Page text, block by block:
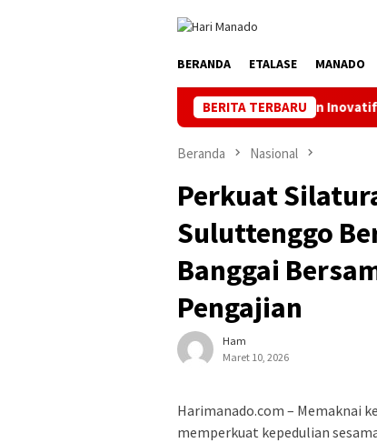
BERANDA ETALASE MANADO
BERITA TERBARU
Kata Ketua Askot Manado Makin Inovatif, Banyak
Beranda Nasional
Perkuat
Suluttenggo
Banggai
Pengajian
Ham
Maret 10, 2026
Harimanado.com – Memaknai
memperkuat kepedulian